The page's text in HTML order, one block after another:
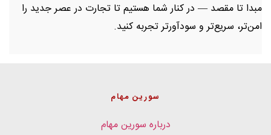
مبدا تا مقصد — در کنار شما هستیم تا تجارت در عصر جدید را
امن‌تر، سریع‌تر و سودآورتر تجربه کنید.
سورین مهام
درباره سورین مهام